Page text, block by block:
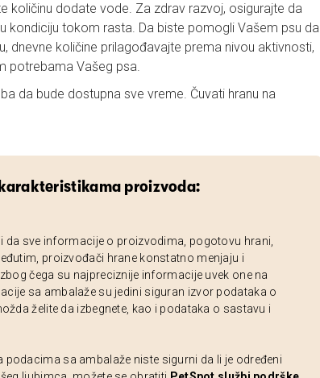
količinu dodate vode. Za zdrav razvoj, osigurajte da
kondiciju tokom rasta. Da biste pomogli Vašem psu da
dnevne količine prilagođavajte prema nivou aktivnosti,
potrebama Vašeg psa.
da bude dostupna sve vreme. Čuvati hranu na
proizvoda:
da sve informacije o proizvodima, pogotovu hrani,
proizvođači hrane konstatno menjaju i
čega su najpreciznije informacije uvek one na
sa ambalaže su jedini siguran izvor podataka o
želite da izbegnete, kao i podataka o sastavu i
sa ambalaže niste sigurni da li je određeni